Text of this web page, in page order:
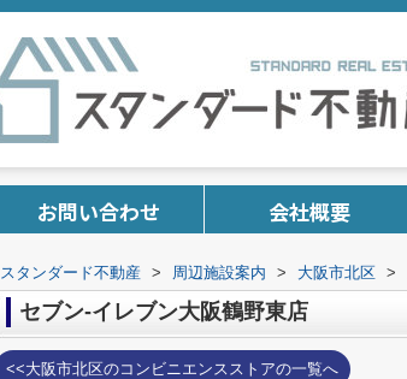
お問い合わせ 会社概要
スタンダード不動産 > 周辺施設案内 > 大阪市北区 >
セブン-イレブン大阪鶴野東店
<<大阪市北区のコンビニエンスストアの一覧へ